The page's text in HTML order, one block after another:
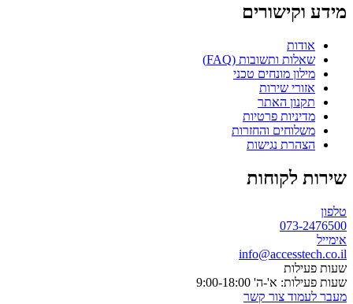
מידע וקישורים
אודות
שאלות ותשובות (FAQ)
מילון מונחים טכני
אזורי שירות
תקנון האתר
מדיניות פרטיות
משלוחים והחזרות
הצהרת נגישות
שירות לקוחות
טלפון
073-2476500
אימייל
info@accesstech.co.il
שעות פעילות
שעות פעילות: א'-ה' 9:00-18:00
מעבר לעמוד צור קשר